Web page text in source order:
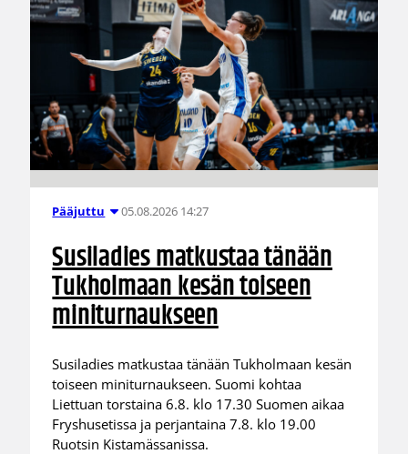
Pääjuttu 05.08.2026 14:27
Susiladies matkustaa tänään
Tukholmaan kesän toiseen
miniturnaukseen
Susiladies matkustaa tänään Tukholmaan kesän
toiseen miniturnaukseen. Suomi kohtaa
Liettuan torstaina 6.8. klo 17.30 Suomen aikaa
Fryshusetissa ja perjantaina 7.8. klo 19.00
Ruotsin Kistamässanissa.